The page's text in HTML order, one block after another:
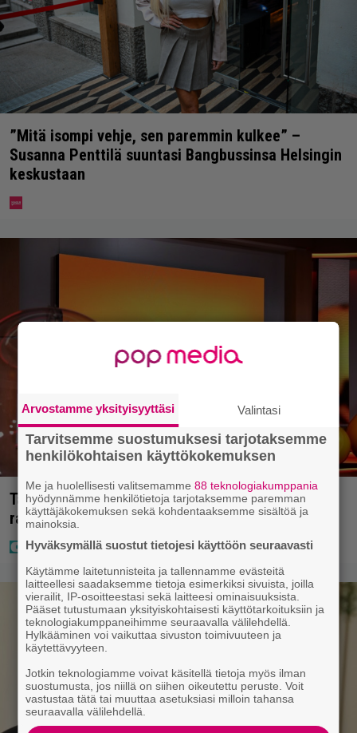
”Mitä isompi vehje, sen paremmin kulkee” –
Susanna Penttilä suuntasi Bangbussinsa Helsingin
keskustaan
Täällä pelattiin lauantain Loton ja Jokerin isot
rahat – Tokmannilla, ABC:lla, netissä…
Arvostamme yksityisyyttäsi Valintasi
Tarvitsemme suostumuksesi tarjotaksemme
henkilökohtaisen käyttökokemuksen
Me ja huolellisesti valitsemamme88 teknologiakumppania
hyödynnämme henkilötietoja tarjotaksemme paremman
käyttäjäkokemuksen sekä kohdentaaksemme sisältöä ja
mainoksia.
Hyväksymällä suostut tietojesi käyttöön seuraavasti
Käytämme laitetunnisteita ja tallennamme evästeitä
laitteellesi saadaksemme tietoja esimerkiksi sivuista, joilla
vierailit, IP-osoitteestasi sekä laitteesi ominaisuuksista.
Pääset tutustumaan yksityiskohtaisesti käyttötarkoituksiin ja
teknologiakumppaneihimme seuraavalla välilehdellä.
Hylkääminen voi vaikuttaa sivuston toimivuuteen ja
käytettävyyteen.
Jotkin teknologiamme voivat käsitellä tietoja myös ilman
suostumusta, jos niillä on siihen oikeutettu peruste. Voit
vastustaa tätä tai muuttaa asetuksiasi milloin tahansa
seuraavalla välilehdellä.